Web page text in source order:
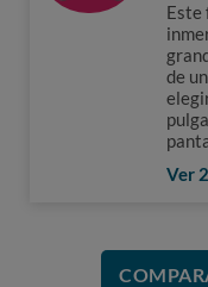
Este
de
Ver